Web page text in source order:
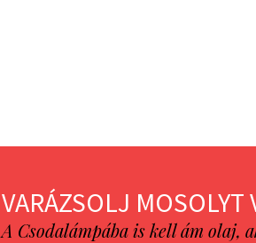
VARÁZSOLJ MOSOLYT
A Csodalámpába is kell ám olaj,